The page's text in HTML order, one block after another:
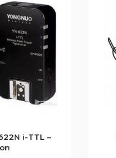
i-TTL –